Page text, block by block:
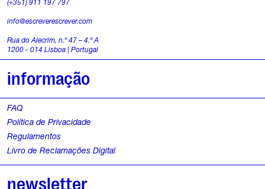
t
o
s
f
o
r
1
t
(+351) 911 197 797
info@escreverescrever.com
Rua do Alecrim, n.º 47 – 4.º A
1200 - 014 Lisboa | Portugal
informação
FAQ
Política de Privacidade
Regulamentos
Livro de Reclamações Digital
newsletter